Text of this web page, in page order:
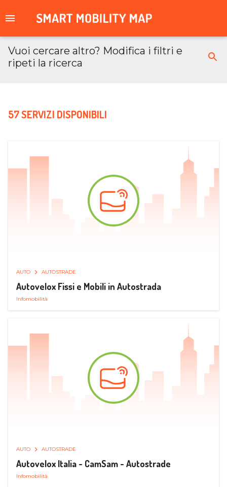
Vuoi cercare altro? Modifica i filtri e
ripeti la ricerca
57 SERVIZI DISPONIBILI
AUTO AUTOSTRADE
Autovelox Fissi e Mobili in Autostrada
Infomobilità
AUTO AUTOSTRADE
Autovelox Italia - CamSam - Autostrade
Infomobilità